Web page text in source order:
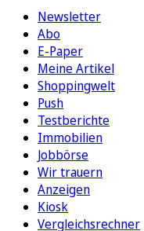
Newsletter
Abo
E-Paper
Meine Artikel
Shoppingwelt
Push
Testberichte
Immobilien
Jobbörse
Wir trauern
Anzeigen
Kiosk
Vergleichsrechner